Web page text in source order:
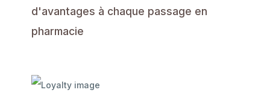
d'avantages à chaque passage en
pharmacie